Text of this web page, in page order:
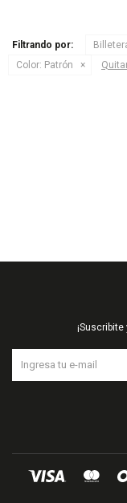
Filtrando por:
Color: Patrón